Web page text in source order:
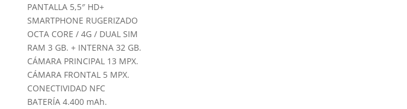
PANTALLA 5,5″ HD+
SMARTPHONE RUGERIZADO
OCTA CORE / 4G / DUAL SIM
RAM 3 GB. + INTERNA 32 GB.
CÁMARA PRINCIPAL 13 MPX.
CÁMARA FRONTAL 5 MPX.
CONECTIVIDAD NFC
BATERÍA 4.400 mAh.